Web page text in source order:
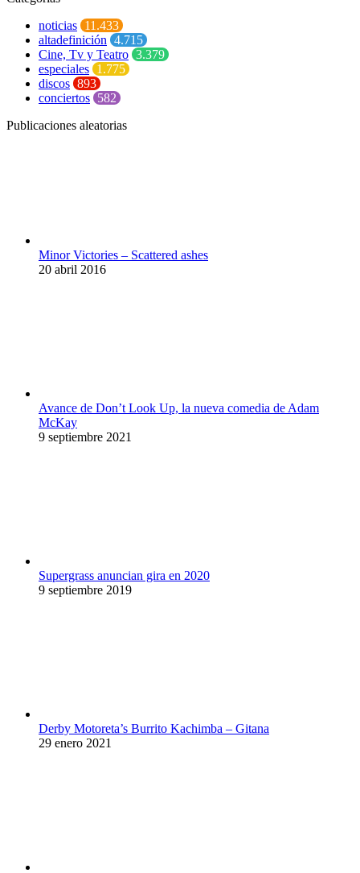
noticias 11.433
altadefinición 4.715
Cine, Tv y Teatro 3.379
especiales 1.775
discos 893
conciertos 582
Publicaciones aleatorias
Minor Victories – Scattered ashes
20 abril 2016
Avance de Don’t Look Up, la nueva comedia de Adam
McKay
9 septiembre 2021
Supergrass anuncian gira en 2020
9 septiembre 2019
Derby Motoreta’s Burrito Kachimba – Gitana
29 enero 2021